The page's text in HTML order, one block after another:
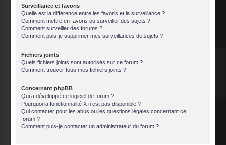
Surveillance et favoris
Quelle est la différence entre les favoris et la surveillance ?
Comment mettre en favoris ou surveiller des sujets ?
Comment surveiller des forums ?
Comment puis-je supprimer mes surveillances de sujets ?
Fichiers joints
Quels fichiers joints sont autorisés sur ce forum ?
Comment trouver tous mes fichiers joints ?
Concernant phpBB
Qui a développé ce logiciel de forum ?
Pourquoi la fonctionnalité X n’est pas disponible ?
Qui contacter pour les abus ou les questions légales concernant ce
forum ?
Comment puis-je contacter un administrateur du forum ?